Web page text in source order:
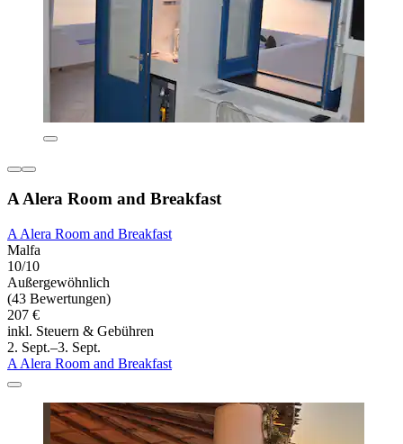
A Alera Room and Breakfast
A Alera Room and Breakfast
Malfa
10/10
Außergewöhnlich
(43 Bewertungen)
207 €
inkl. Steuern & Gebühren
2. Sept.–3. Sept.
A Alera Room and Breakfast